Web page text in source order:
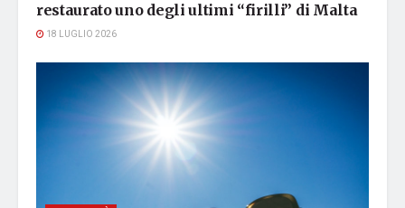
restaurato uno degli ultimi “firilli” di Malta
18 LUGLIO 2026